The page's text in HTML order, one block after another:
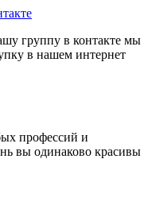
группу в контакте мы
в нашем интернет
профессий и
вы одинаково красивы